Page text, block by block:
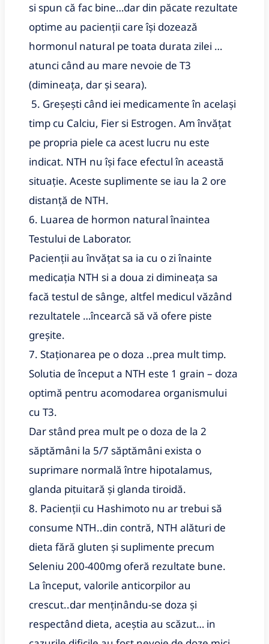
si spun că fac bine…dar din păcate rezultate
optime au pacienții care își dozează
hormonul natural pe toata durata zilei …
atunci când au mare nevoie de T3
(dimineața, dar și seara).
5. Greșești când iei medicamente în același
timp cu Calciu, Fier si Estrogen. Am învățat
pe propria piele ca acest lucru nu este
indicat. NTH nu își face efectul în această
situație. Aceste suplimente se iau la 2 ore
distanță de NTH.
6. Luarea de hormon natural înaintea
Testului de Laborator.
Pacienții au învățat sa ia cu o zi înainte
medicația NTH si a doua zi dimineața sa
facă testul de sânge, altfel medicul văzând
rezultatele …încearcă să vă ofere piste
greșite.
7. Staționarea pe o doza ..prea mult timp.
Solutia de început a NTH este 1 grain – doza
optimă pentru acomodarea organismului
cu T3.
Dar stând prea mult pe o doza de la 2
săptămâni la 5/7 săptămâni exista o
suprimare normală între hipotalamus,
glanda pituitară și glanda tiroidă.
8. Pacienții cu Hashimoto nu ar trebui să
consume NTH..din contră, NTH alături de
dieta fără gluten și suplimente precum
Seleniu 200-400mg oferă rezultate bune.
La început, valorile anticorpilor au
crescut..dar menținându-se doza și
respectând dieta, aceștia au scăzut… in